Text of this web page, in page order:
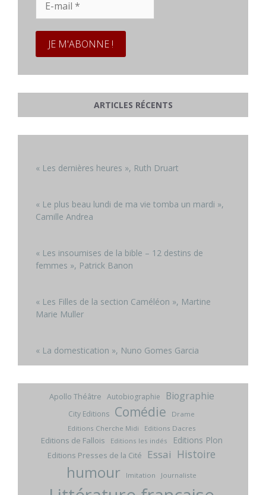
mail
ARTICLES RÉCENTS
« Les dernières heures », Ruth Druart
« Le plus beau lundi de ma vie tomba un mardi »,
Camille Andrea
« Les insoumises de la bible – 12 destins de
femmes », Patrick Banon
« Les Filles de la section Caméléon », Martine
Marie Muller
« La domestication », Nuno Gomes Garcia
Apollo Théâtre Autobiographie Biographie
City Editions Comédie
Drame
Editions Cherche Midi
Editions Dacres
Editions de Fallois Editions les indés Editions Plon
Editions Presses de la Cité Essai Histoire
humour Imitation Journaliste